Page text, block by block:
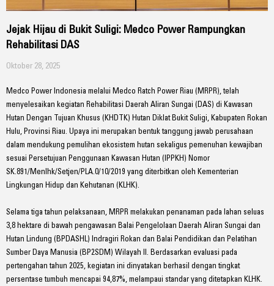
Jejak Hijau di Bukit Suligi: Medco Power Rampungkan
Rehabilitasi DAS
Oktober 28, 2025
Medco Power Indonesia melalui Medco Ratch Power Riau (MRPR), telah
menyelesaikan kegiatan Rehabilitasi Daerah Aliran Sungai (DAS) di Kawasan
Hutan Dengan Tujuan Khusus (KHDTK) Hutan Diklat Bukit Suligi, Kabupaten Rokan
Hulu, Provinsi Riau. Upaya ini merupakan bentuk tanggung jawab perusahaan
dalam mendukung pemulihan ekosistem hutan sekaligus pemenuhan kewajiban
sesuai Persetujuan Penggunaan Kawasan Hutan (IPPKH) Nomor
SK.891/Menlhk/Setjen/PLA.0/10/2019 yang diterbitkan oleh Kementerian
Lingkungan Hidup dan Kehutanan (KLHK).
Selama tiga tahun pelaksanaan, MRPR melakukan penanaman pada lahan seluas
3,8 hektare di bawah pengawasan Balai Pengelolaan Daerah Aliran Sungai dan
Hutan Lindung (BPDASHL) Indragiri Rokan dan Balai Pendidikan dan Pelatihan
Sumber Daya Manusia (BP2SDM) Wilayah II. Berdasarkan evaluasi pada
pertengahan tahun 2025, kegiatan ini dinyatakan berhasil dengan tingkat
persentase tumbuh mencapai 94,87%, melampaui standar yang ditetapkan KLHK.